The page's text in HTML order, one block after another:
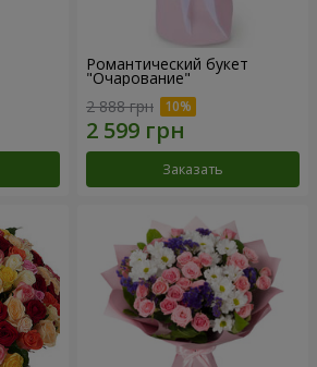
Романтический букет
"Очарование"
2 888 грн
Заказать